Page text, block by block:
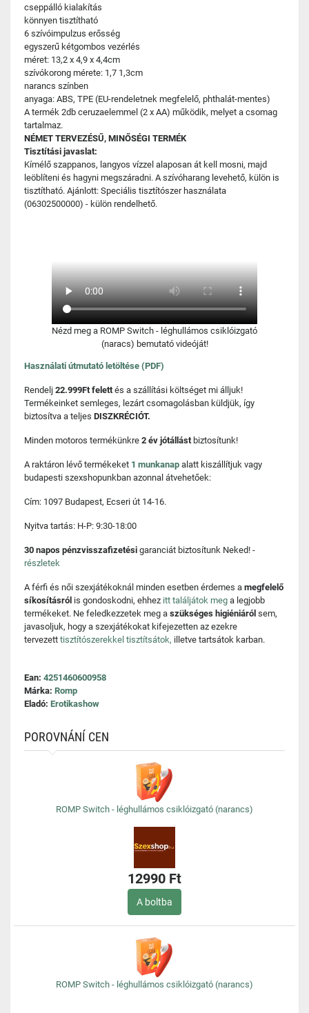
cseppálló kialakítás
könnyen tisztítható
6 szívóimpulzus erősség
egyszerű kétgombos vezérlés
méret: 13,2 x 4,9 x 4,4cm
szívókorong mérete: 1,7 1,3cm
narancs színben
anyaga: ABS, TPE (EU-rendeletnek megfelelő, phthalát-mentes)​​​​
A termék 2db ceruzaelemmel (2 x AA) működik, melyet a csomag
tartalmaz.
NÉMET TERVEZÉSŰ, MINŐSÉGI TERMÉK
Tisztítási javaslat:
Kímélő szappanos, langyos vízzel alaposan át kell mosni, majd
leöblíteni és hagyni megszáradni. A szívóharang levehető, külön is
tisztítható. Ajánlott: Speciális tisztítószer használata
(06302500000) - külön rendelhető.
Nézd meg a ROMP Switch - léghullámos csiklóizgató
(naracs) bemutató videóját!
Használati útmutató letöltése (PDF)
Rendelj 22.999Ft felettés a szállítási költséget mi álljuk!
Termékeinket semleges, lezárt csomagolásban küldjük, így
biztosítva a teljes DISZKRÉCIÓT.
Minden motoros termékünkre 2 év jótállást biztosítunk!
A raktáron lévő termékeket 1 munkanap alatt kiszállítjuk vagy
budapesti szexshopunkban azonnal átvehetőek:
Cím: 1097 Budapest, Ecseri út 14-16.
Nyitva tartás: H-P: 9:30-18:00
30 napos pénzvisszafizetési garanciát biztosítunk Neked! -
részletek
A férfi és női szexjátékoknál minden esetben érdemes a megfelelő
síkosításról is gondoskodni, ehhez itt találjátok meg a legjobb
termékeket. Ne feledkezzetek meg a szükséges higiéniáról sem,
javasoljuk, hogy a szexjátékokat kifejezetten az ezekre
tervezett tisztítószerekkel tisztítsátok, illetve tartsátok karban.
Ean: 4251460600958
Márka: Romp
Eladó: Erotikashow
POROVNÁNÍ CEN
ROMP Switch - léghullámos csiklóizgató (narancs)
12990 Ft
A boltba
ROMP Switch - léghullámos csiklóizgató (narancs)